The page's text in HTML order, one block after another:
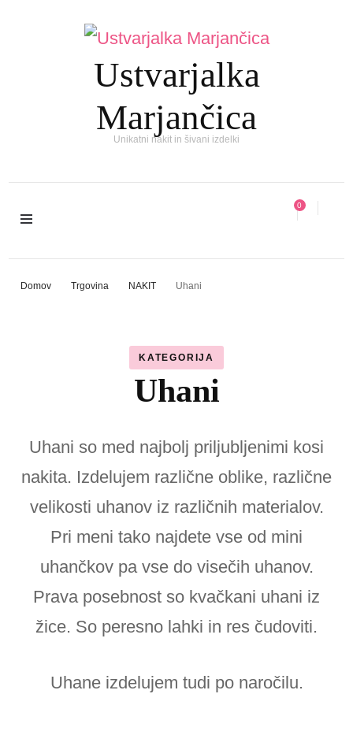
Ustvarjalka
Marjančica
Unikatni nakit in šivani izdelki
0
Domov Trgovina NAKIT Uhani
KATEGORIJA
Uhani
Uhani so med najbolj priljubljenimi kosi
nakita. Izdelujem različne oblike, različne
velikosti uhanov iz različnih materialov.
Pri meni tako najdete vse od mini
uhančkov pa vse do visečih uhanov.
Prava posebnost so kvačkani uhani iz
žice. So peresno lahki in res čudoviti.
Uhane izdelujem tudi po naročilu.